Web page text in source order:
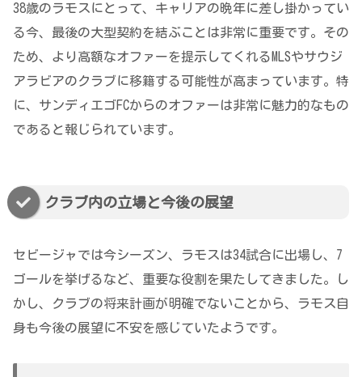
38歳のラモスにとって、キャリアの晩年に差し掛かってい
る今、最後の大型契約を結ぶことは非常に重要です。その
ため、より高額なオファーを提示してくれるMLSやサウジ
アラビアのクラブに移籍する可能性が高まっています。特
に、サンディエゴFCからのオファーは非常に魅力的なもの
であると報じられています。
クラブ内の立場と今後の展望
セビージャでは今シーズン、ラモスは34試合に出場し、7
ゴールを挙げるなど、重要な役割を果たしてきました。し
かし、クラブの将来計画が明確でないことから、ラモス自
身も今後の展望に不安を感じていたようです。